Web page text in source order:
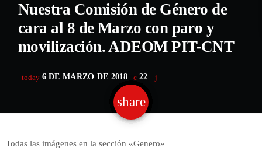
Nuestra Comisión de Género de
cara al 8 de Marzo con paro y
movilización. ADEOM PIT-CNT
today 6 DE MARZO DE 2018 22
share
email
Todas las imágenes en la sección «Genero»